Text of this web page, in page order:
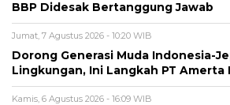
BBP Didesak Bertanggung Jawab
Jumat, 7 Agustus 2026 - 10:20 WIB
Dorong Generasi Muda Indonesia-
Lingkungan, Ini Langkah PT Amerta
Kamis, 6 Agustus 2026 - 16:09 WIB